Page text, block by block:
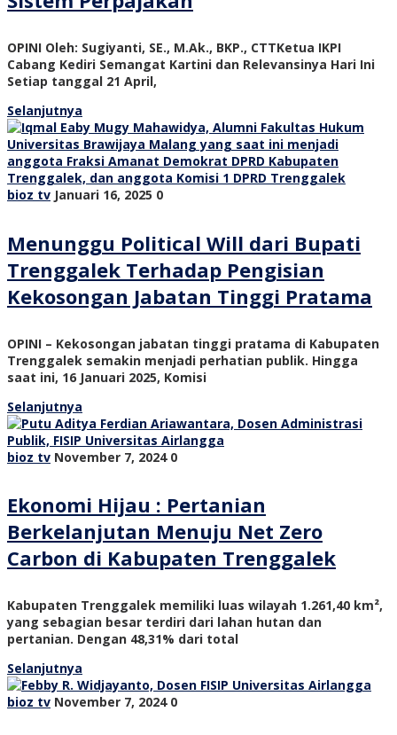
OPINI Oleh: Sugiyanti, SE., M.Ak., BKP., CTTKetua IKPI
Cabang Kediri Semangat Kartini dan Relevansinya Hari Ini
Setiap tanggal 21 April,
Selanjutnya
bioz tv Januari 16, 2025 0
Menunggu Political Will dari Bupati
Trenggalek Terhadap Pengisian
Kekosongan Jabatan Tinggi Pratama
OPINI – Kekosongan jabatan tinggi pratama di Kabupaten
Trenggalek semakin menjadi perhatian publik. Hingga
saat ini, 16 Januari 2025, Komisi
Selanjutnya
bioz tv November 7, 2024 0
Ekonomi Hijau : Pertanian
Berkelanjutan Menuju Net Zero
Carbon di Kabupaten Trenggalek
Kabupaten Trenggalek memiliki luas wilayah 1.261,40 km²,
yang sebagian besar terdiri dari lahan hutan dan
pertanian. Dengan 48,31% dari total
Selanjutnya
bioz tv November 7, 2024 0